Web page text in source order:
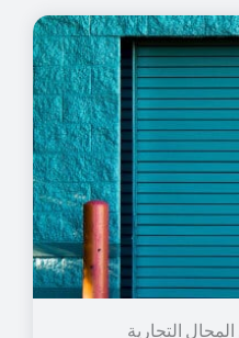
التجارية